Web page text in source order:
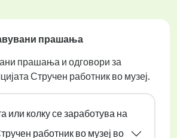
прашања
прашања и одговори за
Стручен работник во музеј.
или колку се заработува на
работник во музеј во